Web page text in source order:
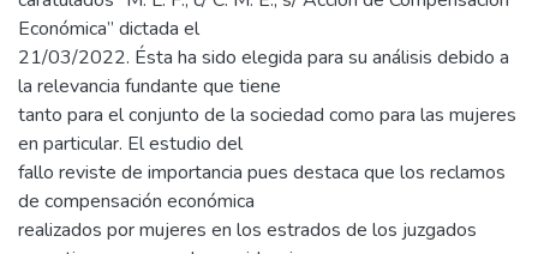
Económica” dictada el
21/03/2022. Ésta ha sido elegida para su análisis debido a
la relevancia fundante que tiene
tanto para el conjunto de la sociedad como para las mujeres
en particular. El estudio del
fallo reviste de importancia pues destaca que los reclamos
de compensación económica
realizados por mujeres en los estrados de los juzgados